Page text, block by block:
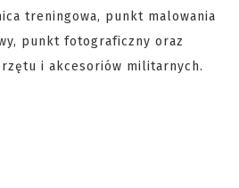
treningowa, punkt malowania
punkt fotograficzny oraz
i akcesoriów militarnych.